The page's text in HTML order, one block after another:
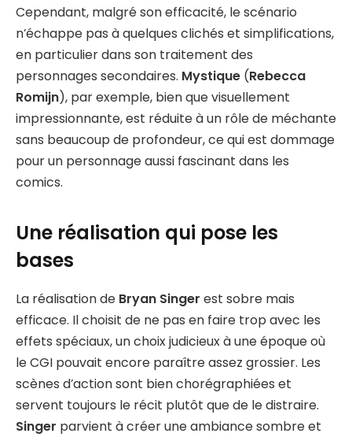
Cependant, malgré son efficacité, le scénario
n’échappe pas à quelques clichés et simplifications,
en particulier dans son traitement des
personnages secondaires. Mystique (Rebecca
Romijn), par exemple, bien que visuellement
impressionnante, est réduite à un rôle de méchante
sans beaucoup de profondeur, ce qui est dommage
pour un personnage aussi fascinant dans les
comics.
Une réalisation qui pose les
bases
La réalisation de Bryan Singer est sobre mais
efficace. Il choisit de ne pas en faire trop avec les
effets spéciaux, un choix judicieux à une époque où
le CGI pouvait encore paraître assez grossier. Les
scènes d’action sont bien chorégraphiées et
servent toujours le récit plutôt que de le distraire.
Singer parvient à créer une ambiance sombre et